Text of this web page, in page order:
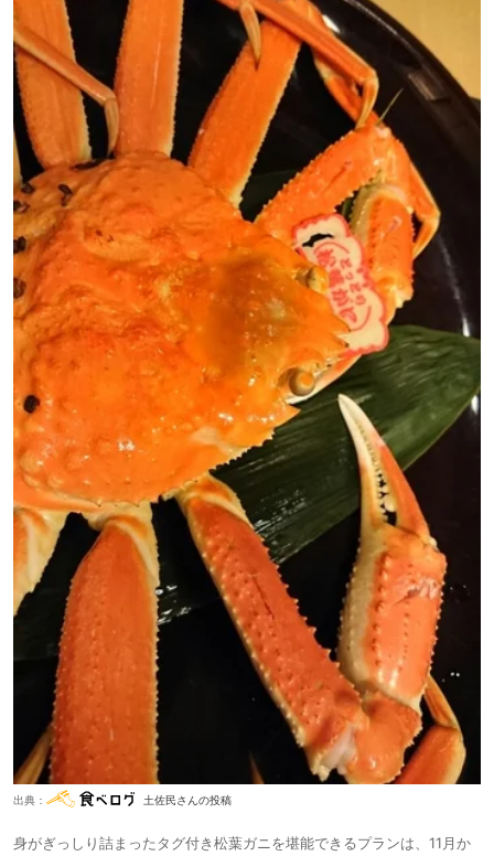
出典： 土佐民さんの投稿
身がぎっしり詰まったタグ付き松葉ガニを堪能できるプランは、11月か